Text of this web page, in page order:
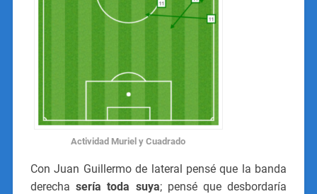
Actividad Muriel y Cuadrado
Con Juan Guillermo de lateral pensé que la banda
derecha sería toda suya; pensé que desbordaría